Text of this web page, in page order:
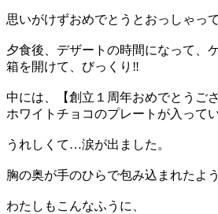
思いがけずおめでとうとおっしゃっ
夕食後、デザートの時間になって、
箱を開けて、びっくり‼️
中には、【創立１周年おめでとうご
ホワイトチョコのプレートが入って
うれしくて…涙が出ました。
胸の奥が手のひらで包み込まれたよ
わたしもこんなふうに、